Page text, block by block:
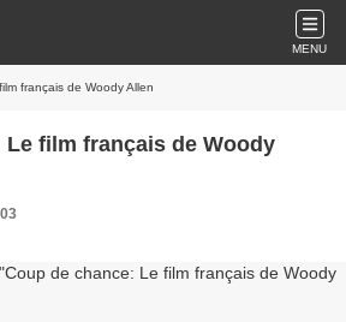
MENU
français de Woody Allen
Le film français de Woody